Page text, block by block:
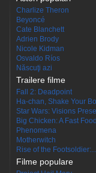
Charlize Theron
Beyoncé
Cate Blanchett
Adrien Brody
Nicole Kidman
Osvaldo Ríos
Născuţi azi
Trailere filme
Fall 2: Deadpoint
Ha-chan, Shake Your
Star Wars: Visions
Big Chicken: A Fast
Phenomena
Motherwitch
Rise of the Footsoldier:...
Filme populare